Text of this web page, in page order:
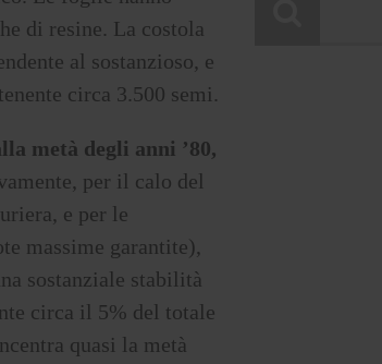
di resine. La costola
al sostanzioso, e
circa 3.500 semi.
metà degli anni ’80,
per il calo del
e per le
massime garantite),
sostanziale stabilità
circa il 5% del totale
quasi la metà